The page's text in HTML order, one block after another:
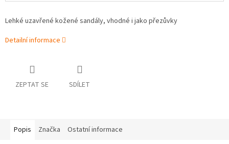
Lehké uzavřené kožené sandály, vhodné i jako přezůvky
Detailní informace
ZEPTAT SE SDÍLET
Popis Značka Ostatní informace